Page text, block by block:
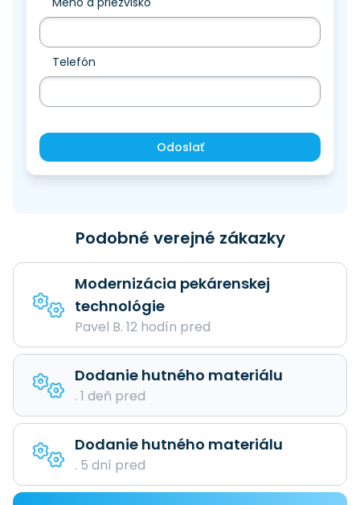
Telefón
Odoslať
Podobné verejné zákazky
Modernizácia pekárenskej
technológie
Pavel B. 12 hodín pred
Dodanie hutného materiálu
. 1 deň pred
Dodanie hutného materiálu
. 5 dní pred